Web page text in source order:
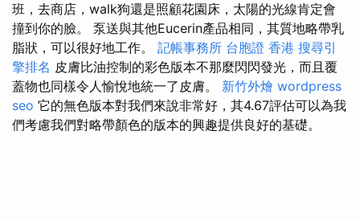
班，去商店，walk狗還是照顧花園床，太陽的光線肯定會
撞到你的臉。 泵送與其他Eucerin產品相同，其質地略帶乳
脂狀，可以很好地工作。 記帳事務所 台胞證 香港 搜尋引
擎排名 皮膚比油控制的彩色版本不那麼閃閃發光，而且覆
蓋物也同樣令人愉悅地統一了皮膚。 新竹外燴 wordpress
seo 它的無色版本對我們來說非常好，其4.67評估可以為我
們考慮我們對略帶顏色的版本的興趣提供良好的基礎。